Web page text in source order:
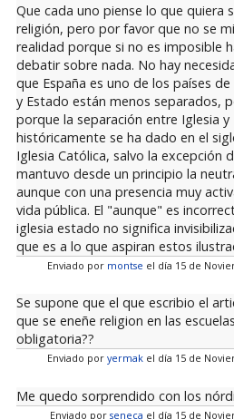
Que cada uno piense lo que quiera
religión, pero por favor que no se
realidad porque si no es imposible
debatir sobre nada. No hay
que España es uno de los países
y Estado están menos separados,
porque la separación entre Iglesia
históricamente se ha dado en el
Iglesia Católica, salvo la excepción
mantuvo desde un principio la
aunque con una presencia muy
vida pública. El "aunque" es
iglesia estado no significa
que es a lo que aspiran estos
Enviado por montse el día 15 de
Se supone que el que escribio el
que se eneñe religion en las
obligatoria??
Enviado por yermakel día 15 de
Me quedo sorprendido con los
Enviado por seneca el día 15 de